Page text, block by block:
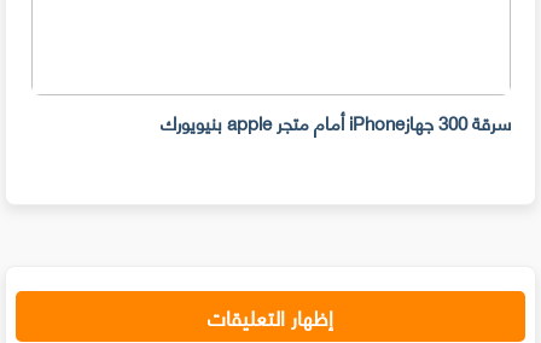
سرقة 300 جهازiPhone أمام متجر apple بنيويورك
إظهار التعليقات